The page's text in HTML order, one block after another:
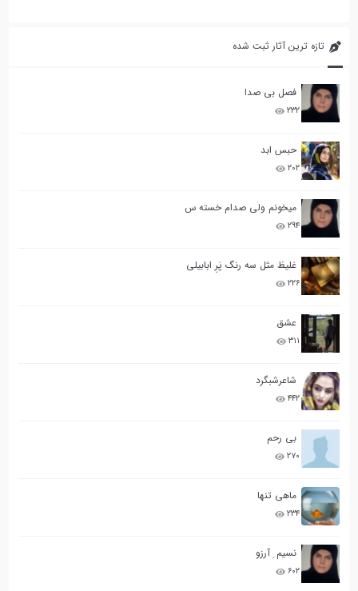
تازه ترین آثار ثبت شده
فصل بی صدا
۲۳۲
حبس ابد
۲۰۲
میخونم ولی صدام خسته س
۲۹۴
غلیظ مثل سه رنگ پَرِ ابابیلی
۲۲۶
عشق
۳۱۱
شاعرشبگرد
۴۴۲
بی رحم
۲۷۰
ماهی تنها
۲۳۴
نسیم ِ آرزو
۶۰۲